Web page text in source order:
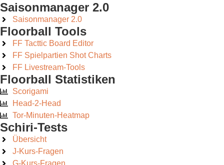
Saisonmanager 2.0
Saisonmanager 2.0
Floorball Tools
FF Tacttic Board Editor
FF Spielpartien Shot Charts
FF Livestream-Tools
Floorball Statistiken
Scorigami
Head-2-Head
Tor-Minuten-Heatmap
Schiri-Tests
Übersicht
J-Kurs-Fragen